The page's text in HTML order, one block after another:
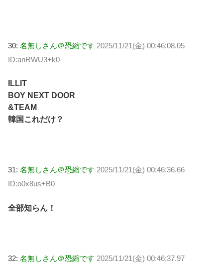
30: 名無しさん＠恐縮です 2025/11/21(金) 00:46:08.05
ID:anRWU3+k0
ILLIT
BOY NEXT DOOR
&TEAM
韓国これだけ？
31: 名無しさん＠恐縮です 2025/11/21(金) 00:46:36.66
ID:o0x8us+B0
全部知らん！
32: 名無しさん＠恐縮です 2025/11/21(金) 00:46:37.97